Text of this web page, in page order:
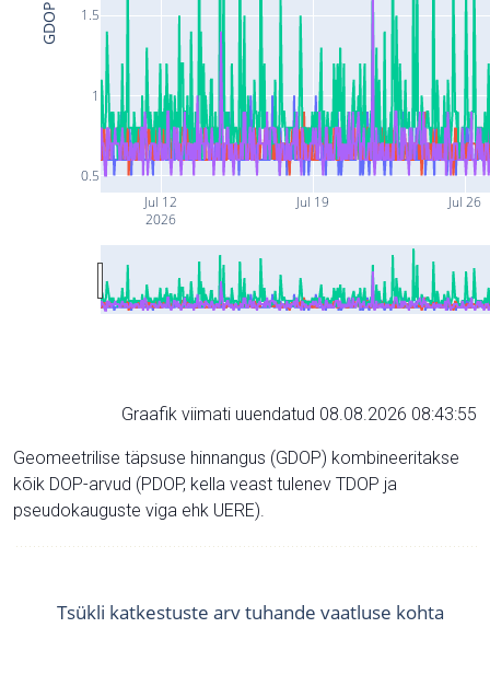
Jul 12
2026
Jul 19 Jul 26
0.5
1
1.5
GDOP
Graafik viimati uuendatud 08.08.2026 08:43:55
Geomeetrilise täpsuse hinnangus (GDOP) kombineeritakse
kõik DOP-arvud (PDOP, kella veast tulenev TDOP ja
pseudokauguste viga ehk UERE).
Tsükli katkestuste arv tuhande vaatluse kohta